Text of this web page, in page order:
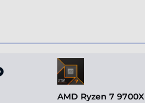
AMD Ryzen 7